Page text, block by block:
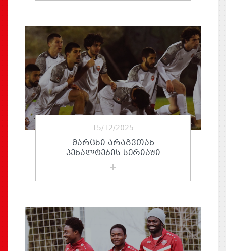
15/12/2025
ᲛᲐᲠᲪᲮᲘ ᲐᲠᲐᲒᲕᲗᲐᲜ
ᲞᲔᲜᲐᲚᲢᲔᲑᲘᲡ ᲡᲔᲠᲘᲐᲨᲘ